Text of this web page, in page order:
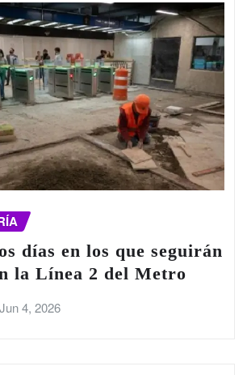
días en los que seguirán
la Línea 2 del Metro
Jun 4, 2026